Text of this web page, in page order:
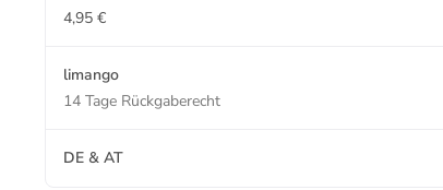
4,95 €
limango
14 Tage Rückgaberecht
DE & AT